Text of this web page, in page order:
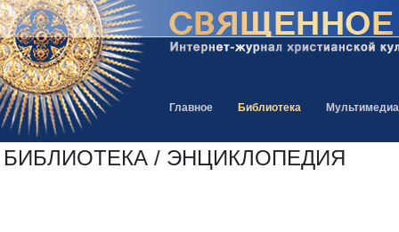
Главное Библиотека Мультимедиа
БИБЛИОТЕКА / ЭНЦИКЛОПЕДИЯ